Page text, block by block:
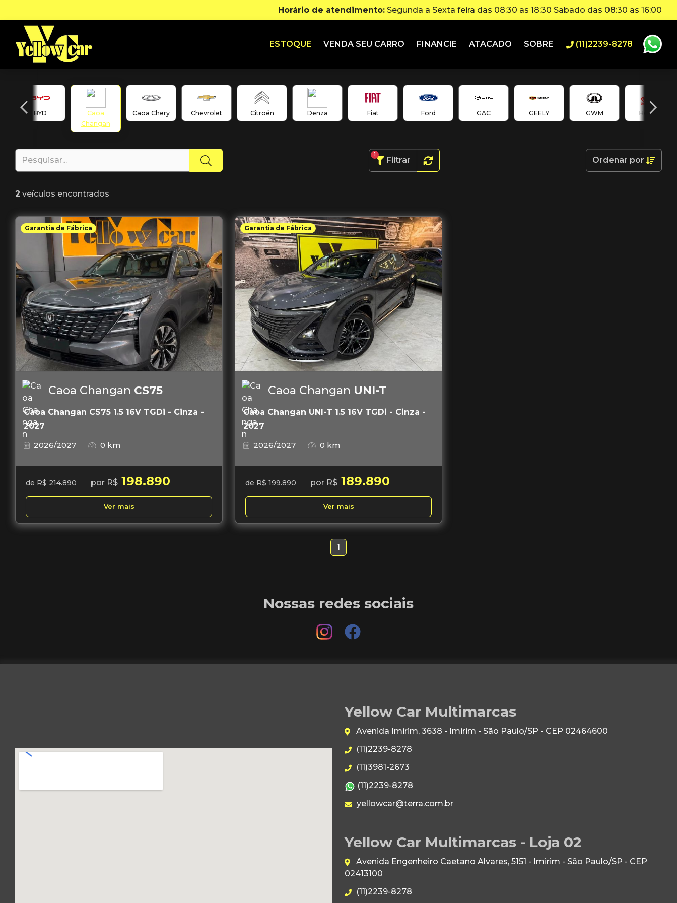
Horário de atendimento: Segunda a Sexta feira das 08:30 as 18:30 Sabado das 08:30 as 16:00
ESTOQUE VENDA SEU CARRO FINANCIE ATACADO SOBRE (11)2239-8278
BYD
Caoa
Changan
Caoa Chery Chevrolet Citroën Denza Fiat Ford GAC GEELY GWM Honda
Filtrar
1
Ordenar por
2 veículos encontrados
Garantia de Fábrica
Caoa Changan CS75
Caoa Changan CS75 1.5 16V TGDi - Cinza -
2027
2026/2027
0 km
de R$ 214.890 por R$ 198.890
Ver mais
Garantia de Fábrica
Caoa Changan UNI-T
Caoa Changan UNI-T 1.5 16V TGDi - Cinza -
2027
2026/2027
0 km
de R$ 199.890 por R$ 189.890
Ver mais
1
Nossas redes sociais
Yellow Car Multimarcas
Avenida Imirim, 3638 - Imirim - São Paulo/SP - CEP 02464600
(11)2239-8278
(11)3981-2673
(11)2239-8278
yellowcar@terra.com.br
Yellow Car Multimarcas - Loja 02
Avenida Engenheiro Caetano Alvares, 5151 - Imirim - São Paulo/SP - CEP
02413100
(11)2239-8278